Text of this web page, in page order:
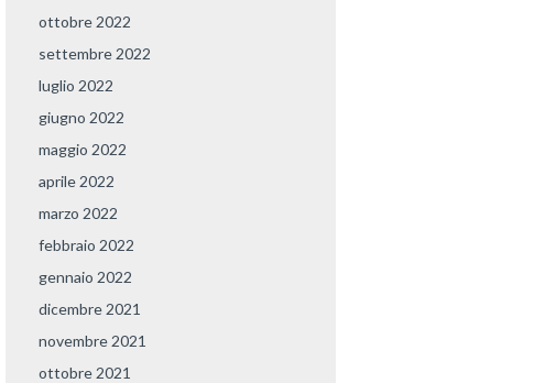
ottobre 2022
settembre 2022
luglio 2022
giugno 2022
maggio 2022
aprile 2022
marzo 2022
febbraio 2022
gennaio 2022
dicembre 2021
novembre 2021
ottobre 2021